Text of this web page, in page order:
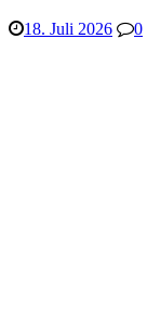
18. Juli 2026 0